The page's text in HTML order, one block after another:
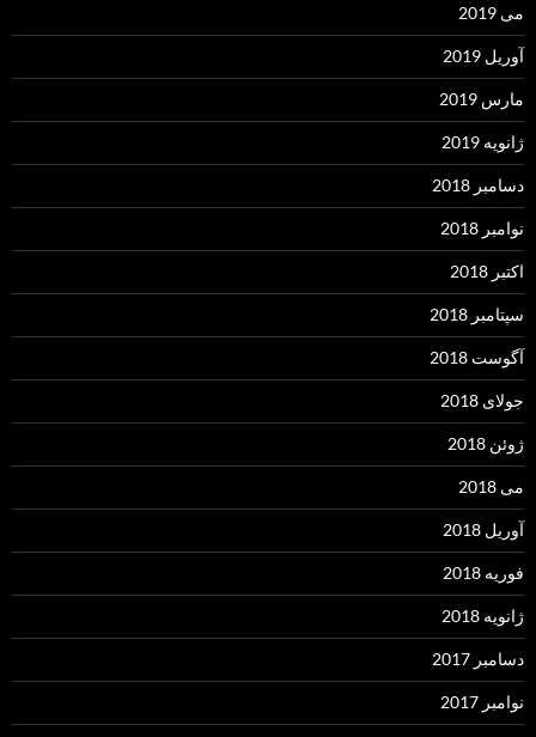
می 2019
آوریل 2019
مارس 2019
ژانویه 2019
دسامبر 2018
نوامبر 2018
اکتبر 2018
سپتامبر 2018
آگوست 2018
جولای 2018
ژوئن 2018
می 2018
آوریل 2018
فوریه 2018
ژانویه 2018
دسامبر 2017
نوامبر 2017